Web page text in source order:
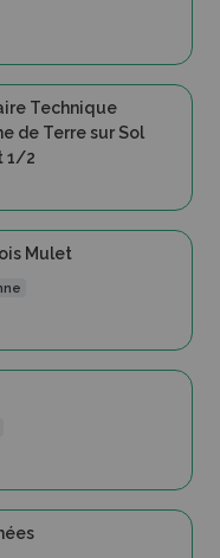
Technique
de Terre sur Sol
1/2
Mulet